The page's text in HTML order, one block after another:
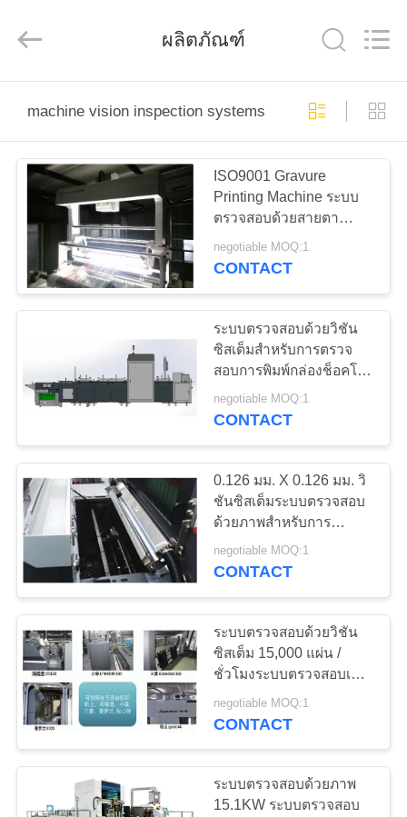
บ้าน
สินค้า
เกี่ยว
กับ
ทัวร์
ควบคุม
คุณภาพ
ติดต่อ
เรา
ข่าว
Technology
Co.,Ltd.
Reserved.
ผลิตภัณฑ์
machine vision inspection systems
ISO9001 Gravure
Printing Machine ระบบ
ตรวจสอบด้วยสายตา
Computer Enhanced
negotiable MOQ:1
CONTACT
ระบบตรวจสอบด้วยวิชัน
ซิสเต็มสำหรับการตรวจ
สอบการพิมพ์กล่องช็อคโก
แลต
negotiable MOQ:1
CONTACT
0.126 มม. X 0.126 มม. วิ
ชันซิสเต็มระบบตรวจสอบ
ด้วยภาพสำหรับการ
ควบคุมคุณภาพการพิมพ์ยา
negotiable MOQ:1
CONTACT
ระบบตรวจสอบด้วยวิชัน
ซิสเต็ม 15,000 แผ่น /
ชั่วโมงระบบตรวจสอบเว็บ
negotiable MOQ:1
CONTACT
ระบบตรวจสอบด้วยภาพ
15.1KW ระบบตรวจสอบ